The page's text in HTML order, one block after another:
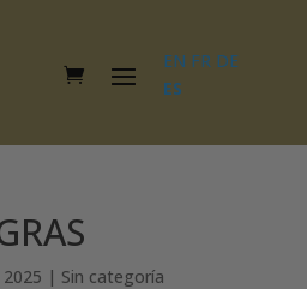
EN FR DE
ES
2025 | Sin categoría